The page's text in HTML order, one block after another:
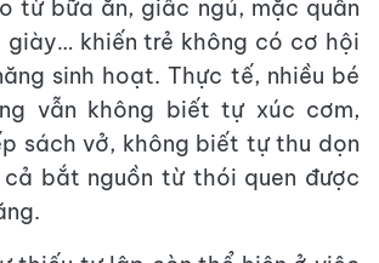
từ bữa ăn, giấc ngủ, mặc quần
khiến trẻ không có cơ hội
sinh hoạt. Thực tế, nhiều bé
vẫn không biết tự xúc cơm,
sách vở, không biết tự thu dọn
bắt nguồn từ thói quen được